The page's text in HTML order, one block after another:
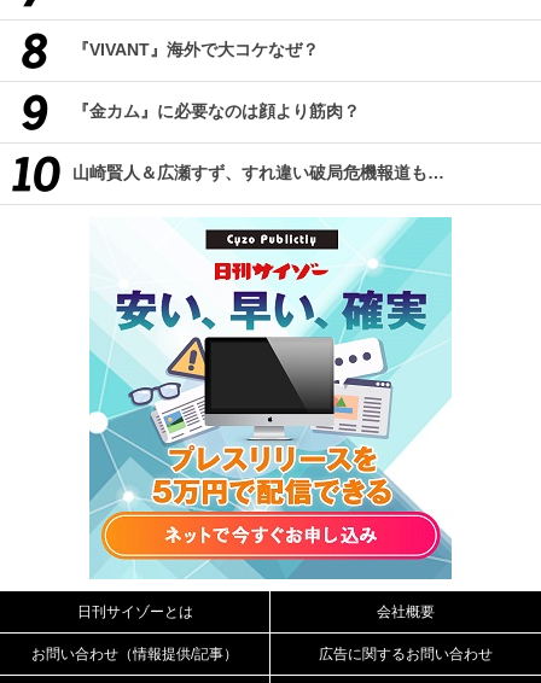
『VIVANT』海外で大コケなぜ？
『金カム』に必要なのは顔より筋肉？
山崎賢人＆広瀬すず、すれ違い破局危機報道も…
日刊サイゾーとは 会社概要
お問い合わせ（情報提供/記事） 広告に関するお問い合わせ